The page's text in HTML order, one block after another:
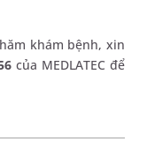
khám bệnh, xin
của MEDLATEC để